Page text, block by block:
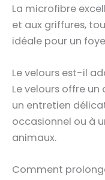
La microfibre
et aux griffures,
idéale pour un
Le velours est-il
Le velours offre
un entretien
occasionnel ou à
animaux.
Comment